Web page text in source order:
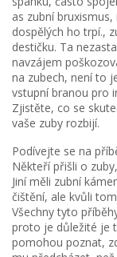
as zubní bruxismus,
dospělých ho trpí.,
destičku. Ta
navzájem
na zubech, není to
vstupní branou pro
Zjistěte, co se
vaše zuby rozbijí.
Podívejte se na
Někteří přišli o
Jiní měli zubní
čištění, ale kvůli
Všechny tyto
proto je důležité je
pomohou poznat,